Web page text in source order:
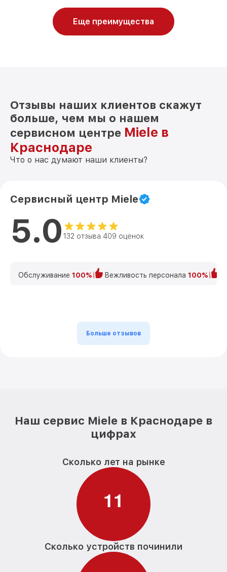
Еще преимущества
Отзывы наших клиентов скажут
больше, чем мы о нашем
сервисном центре Miele в
Краснодаре
Что о нас думают наши клиенты?
Сервисный центр Miele
5.0 132 отзыва 409 оценок
Обслуживание 100% Вежливость персонала 100%
Больше отзывов
Наш сервис Miele в Краснодаре в
цифрах
Сколько лет на рынке
11
Сколько устройств починили